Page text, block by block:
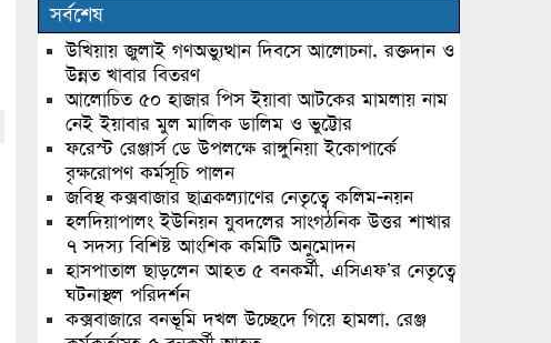
সর্বশেষ
উখিয়ায় জুলাই গণঅভ্যুত্থান দিবসে আলোচনা, রক্তদান ও
উন্নত খাবার বিতরণ
আলোচিত ৫০ হাজার পিস ইয়াবা আটকের মামলায় নাম
নেই ইয়াবার মুল মালিক ডালিম ও ভুট্টোর
ফরেস্ট রেঞ্জার্স ডে উপলক্ষে রাঙ্গুনিয়া ইকোপার্কে
বৃক্ষরোপণ কর্মসূচি পালন
জবিস্থ কক্সবাজার ছাত্রকল্যাণের নেতৃত্বে কলিম-নয়ন
হলদিয়াপালং ইউনিয়ন যুবদলের সাংগঠনিক উত্তর শাখার
৭ সদস্য বিশিষ্ট আংশিক কমিটি অনুমোদন
হাসপাতাল ছাড়লেন আহত ৫ বনকর্মী, এসিএফ’র নেতৃত্বে
ঘটনাস্থল পরিদর্শন
কক্সবাজারে বনভূমি দখল উচ্ছেদে গিয়ে হামলা, রেঞ্জ